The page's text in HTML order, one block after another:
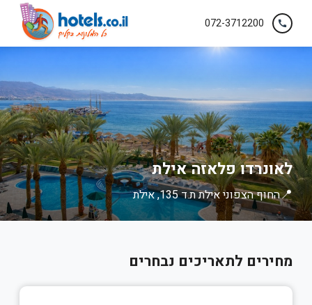
call
072-3712200
לאונרדו פלאזה אילת
📍החוף הצפוני אילת ת.ד 135, אילת
מחירים לתאריכים נבחרים